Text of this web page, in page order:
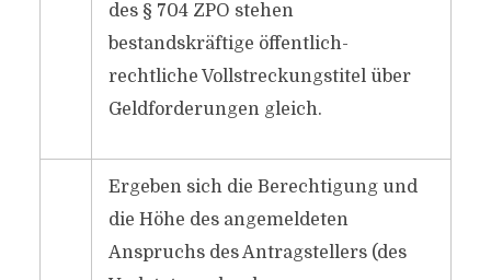
des § 704 ZPO stehen
bestandskräftige öffentlich-
rechtliche Vollstreckungstitel über
Geldforderungen gleich.
Ergeben sich die Berechtigung und
die Höhe des angemeldeten
Anspruchs des Antragstellers (des